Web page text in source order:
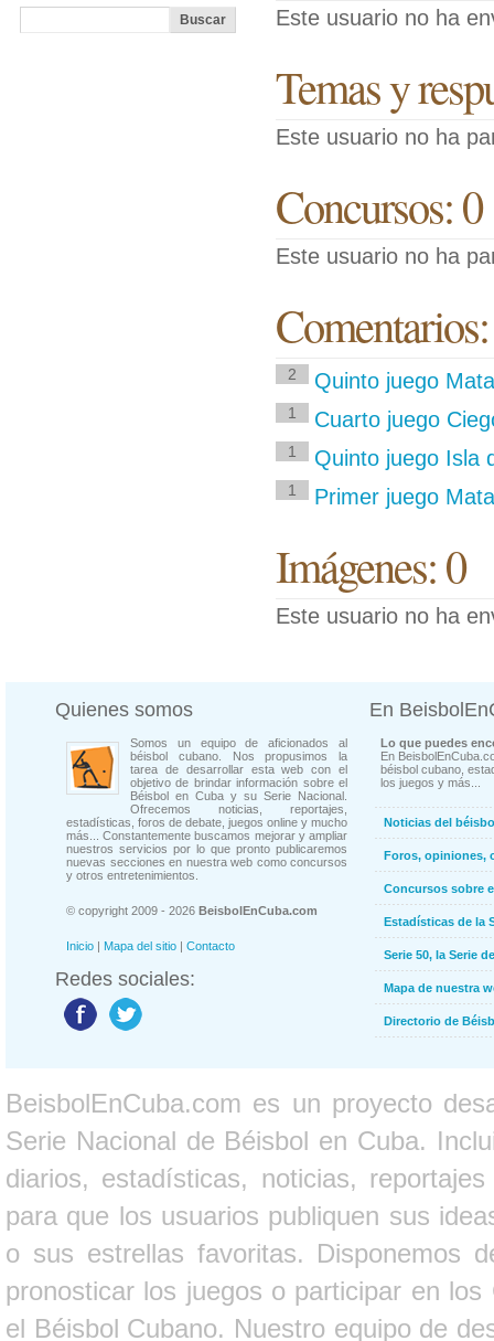
Este usuario no ha
Temas y
Este usuario no ha
Concursos: 0
Este usuario no ha
2 Quinto juego
1 Cuarto juego
1 Quinto juego Isla
1 Primer juego
Imágenes: 0
Este usuario no ha
Quienes somos
Somos un equipo de aficionados al
béisbol cubano. Nos propusimos la
tarea de desarrollar esta web con el
objetivo de brindar información sobre el
Béisbol en Cuba y su Serie Nacional.
Ofrecemos noticias, reportajes,
estadísticas, foros de debate, juegos online y mucho
más... Constantemente buscamos mejorar y ampliar
nuestros servicios por lo que pronto publicaremos
nuevas secciones en nuestra web como concursos
y otros entretenimientos.
© copyright 2009 - 2026 BeisbolEnCuba.com
Inicio | Mapa del sitio | Contacto
Redes sociales:
En
Lo que puedes
En
béisbol cubano,
los juegos y más...
Noticias del
Foros, opiniones,
Concursos sobre
Estadísticas de la
Serie 50, la Serie
Mapa de nuestra
Directorio de
BeisbolEnCuba.com es un proyecto
Serie Nacional de Béisbol en Cuba.
diarios, estadísticas, noticias,
para que los usuarios publiquen sus
o sus estrellas favoritas. Disponemos
pronosticar los juegos o participar en
el Béisbol Cubano. Nuestro equipo de